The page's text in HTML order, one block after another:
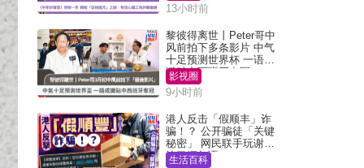
13小时前
黎彼得离世丨Peter哥中
风前拍下多条影片 中气
十足预测世界杯 一语成
谶贴中西班牙夺冠
影视圈
9小时前
港人反击「假顺丰」诈
骗！？ 公开骗徒「关键
秘密」 网民联手玩谢：
练习缅甸语
生活百科